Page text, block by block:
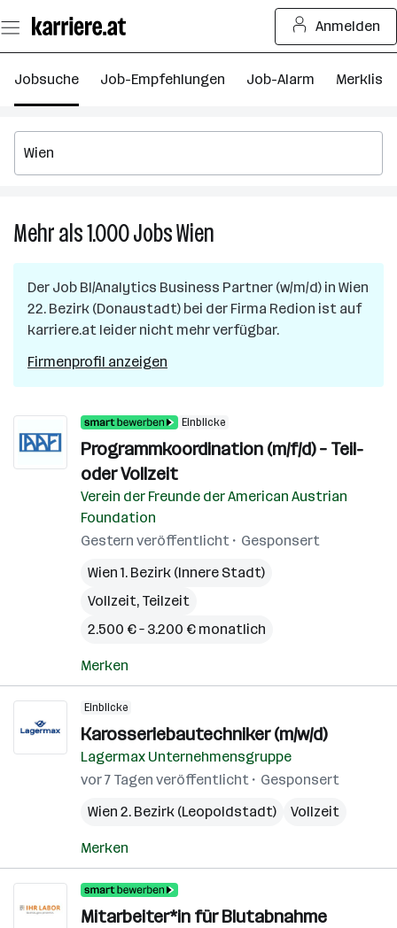
Seiteninhalt
springen
Anmelden
Jobsuche Job-Empfehlungen Job-Alarm Merkliste
Mehr als 1.000JobsWien
Jobs
in
Wien
Der Job BI/Analytics Business Partner (w/m/d) in Wien
22. Bezirk (Donaustadt) bei der Firma Redion ist auf
karriere.at leider nicht mehr verfügbar.
Firmenprofil anzeigen
Einblicke
Programmkoordination (m/f/d) – Teil-
oder Vollzeit
Verein der Freunde der American Austrian
Foundation
Gestern veröffentlicht
Gesponsert
Wien 1. Bezirk (Innere Stadt)
Vollzeit, Teilzeit
2.500 € – 3.200 € monatlich
Merken
Einblicke
Karosseriebautechniker (m/w/d)
Lagermax Unternehmensgruppe
vor 7 Tagen veröffentlicht
Gesponsert
Wien 2. Bezirk (Leopoldstadt)
Vollzeit
Merken
Mitarbeiter*in für Blutabnahme